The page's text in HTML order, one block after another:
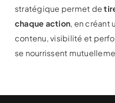
stratégique permet de
chaque action, en créant
contenu, visibilité et
se nourrissent